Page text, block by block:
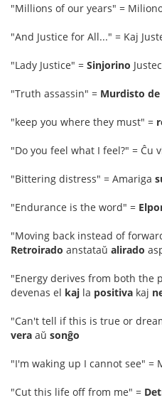
"Millions of our years" =
"And Justice for All..." = Kaj
"Lady Justice" = Sinjorino
"Truth assassin" = Murdisto de
"keep you where they must" =
"Do you feel what I feel?" = Ĉu
"Bittering distress" = Amariga
"Endurance is the word" =
"Moving back instead of
Retroirado anstataŭ alirado
"Energy derives from both the
devenas el kaj la positiva kaj
"Can't tell if this is true or
vera aŭ sonĝo
"I'm waking up I cannot see" =
"Cut this life off from me" =